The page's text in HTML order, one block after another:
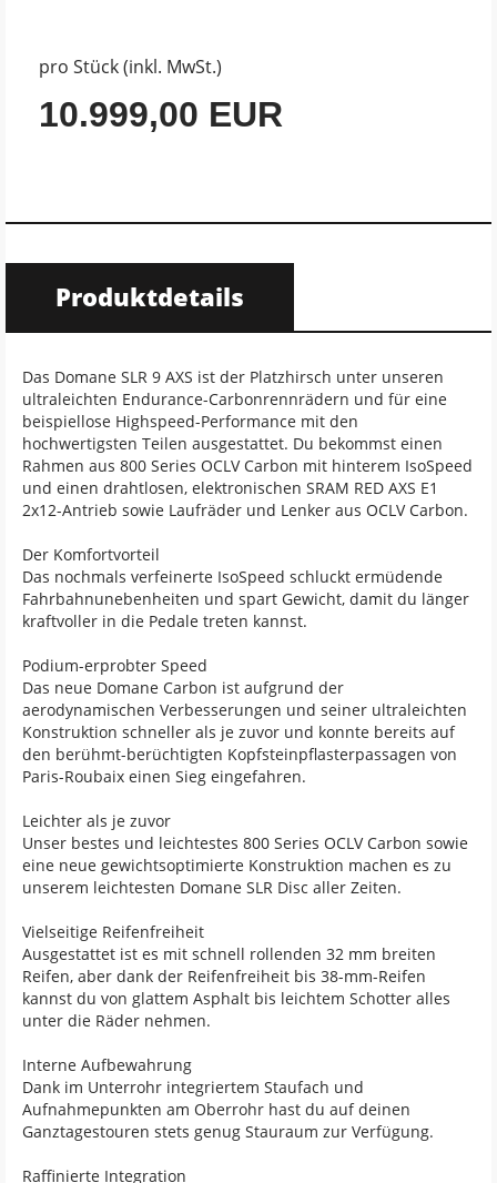
pro Stück (inkl. MwSt.)
10.999,00 EUR
Produktdetails
Das Domane SLR 9 AXS ist der Platzhirsch unter unseren
ultraleichten Endurance-Carbonrennrädern und für eine
beispiellose Highspeed-Performance mit den
hochwertigsten Teilen ausgestattet. Du bekommst einen
Rahmen aus 800 Series OCLV Carbon mit hinterem IsoSpeed
und einen drahtlosen, elektronischen SRAM RED AXS E1
2x12-Antrieb sowie Laufräder und Lenker aus OCLV Carbon.
Der Komfortvorteil
Das nochmals verfeinerte IsoSpeed schluckt ermüdende
Fahrbahnunebenheiten und spart Gewicht, damit du länger
kraftvoller in die Pedale treten kannst.
Podium-erprobter Speed
Das neue Domane Carbon ist aufgrund der
aerodynamischen Verbesserungen und seiner ultraleichten
Konstruktion schneller als je zuvor und konnte bereits auf
den berühmt-berüchtigten Kopfsteinpflasterpassagen von
Paris-Roubaix einen Sieg eingefahren.
Leichter als je zuvor
Unser bestes und leichtestes 800 Series OCLV Carbon sowie
eine neue gewichtsoptimierte Konstruktion machen es zu
unserem leichtesten Domane SLR Disc aller Zeiten.
Vielseitige Reifenfreiheit
Ausgestattet ist es mit schnell rollenden 32 mm breiten
Reifen, aber dank der Reifenfreiheit bis 38-mm-Reifen
kannst du von glattem Asphalt bis leichtem Schotter alles
unter die Räder nehmen.
Interne Aufbewahrung
Dank im Unterrohr integriertem Staufach und
Aufnahmepunkten am Oberrohr hast du auf deinen
Ganztagestouren stets genug Stauraum zur Verfügung.
Raffinierte Integration